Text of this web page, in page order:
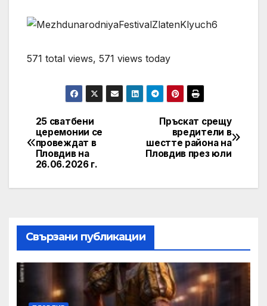
571 total views, 571 views today
Post
navigation
Пръскат срещу
вредители в
шестте района на
Пловдив през юли
25 сватбени
церемонии се
провеждат в
Пловдив на
26.06.2026 г.
Свързани публикации